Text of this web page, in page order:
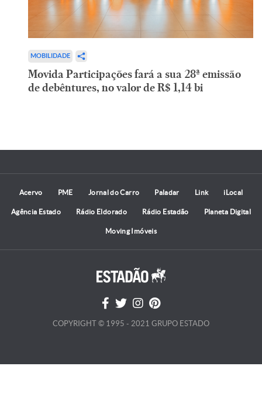
MOBILIDADE
Movida Participações fará a sua 28ª emissão
de debêntures, no valor de R$ 1,14 bi
Acervo PME Jornal do Carro Paladar Link iLocal
Agência Estado Rádio Eldorado Rádio Estadão Planeta Digital
Moving Imóveis
COPYRIGHT © 1995 - 2021 GRUPO ESTADO